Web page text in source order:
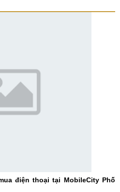
điện thoại tại MobileCity Phố